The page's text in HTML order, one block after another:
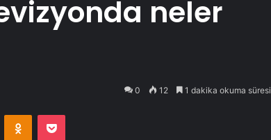
neler
0 12 1 dakika okuma süresi
Odnoklassniki
Pocket